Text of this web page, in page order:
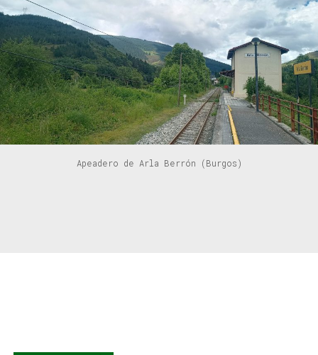
Apeadero de Arla Berrón (Burgos)